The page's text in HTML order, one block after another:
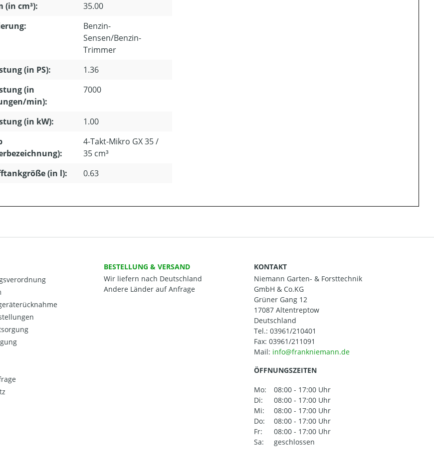
(in cm³):
35.00
Benzin-
Sensen/Benzin-
Trimmer
(in PS):
1.36
(in
min):
7000
(in kW):
1.00
4-Takt-Mikro GX 35 /
35 cm³
(in l):
0.63
BESTELLUNG & VERSAND
Wir liefern nach Deutschland
Andere Länder auf Anfrage
KONTAKT
Niemann Garten- & Forsttechnik
GmbH & Co.KG
Grüner Gang 12
17087 Altentreptow
Deutschland
Tel.: 03961/210401
Fax: 03961/211091
Mail:
ÖFFNUNGSZEITEN
Mo:
08:00 - 17:00 Uhr
Di:
08:00 - 17:00 Uhr
Mi:
08:00 - 17:00 Uhr
Do:
08:00 - 17:00 Uhr
Fr:
08:00 - 17:00 Uhr
Sa:
geschlossen